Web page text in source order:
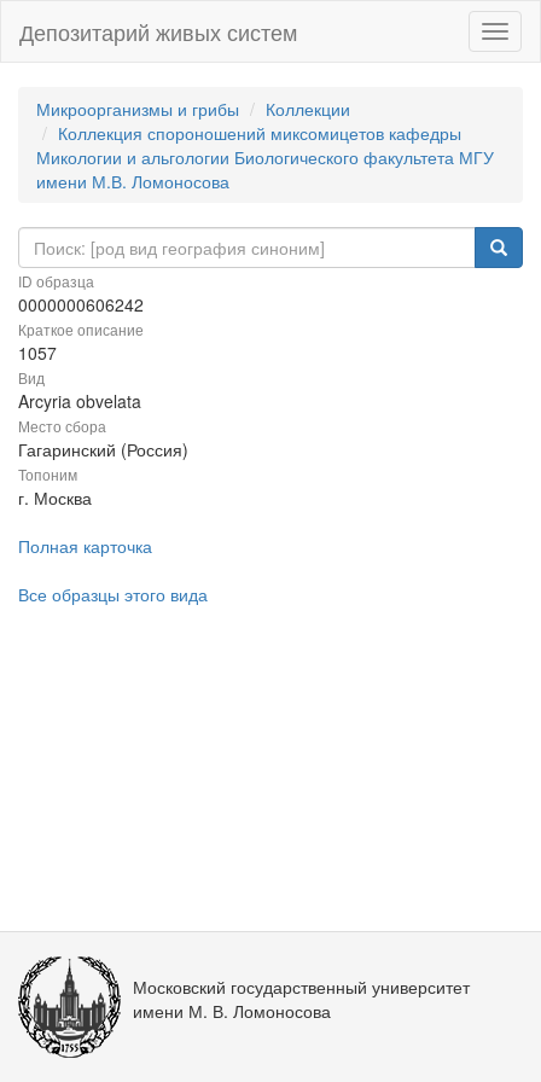
Депозитарий живых систем
Микроорганизмы и грибы
Коллекции
Коллекция спороношений миксомицетов кафедры
Микологии и альгологии Биологического факультета МГУ
имени М.В. Ломоносова
ID образца
0000000606242
Краткое описание
1057
Вид
Arcyria obvelata
Место сбора
Гагаринский (Россия)
Топоним
г. Москва
Полная карточка
Все образцы этого вида
Московский государственный университет
имени М. В. Ломоносова